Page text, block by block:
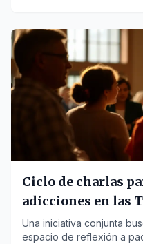
Ciclo de charlas
adicciones en las
Una iniciativa conjunta
espacio de reflexión a